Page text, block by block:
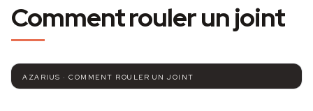
Comment rouler un joint
AZARIUS · COMMENT ROULER UN JOINT